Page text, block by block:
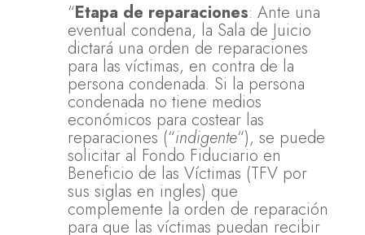
“Etapa de reparaciones: Ante una
eventual condena, la Sala de Juicio
dictará una orden de reparaciones
para las víctimas, en contra de la
persona condenada. Si la persona
condenada no tiene medios
económicos para costear las
reparaciones (“indigente“), se puede
solicitar al Fondo Fiduciario en
Beneficio de las Víctimas (TFV por
sus siglas en ingles) que
complemente la orden de reparación
para que las víctimas puedan recibir